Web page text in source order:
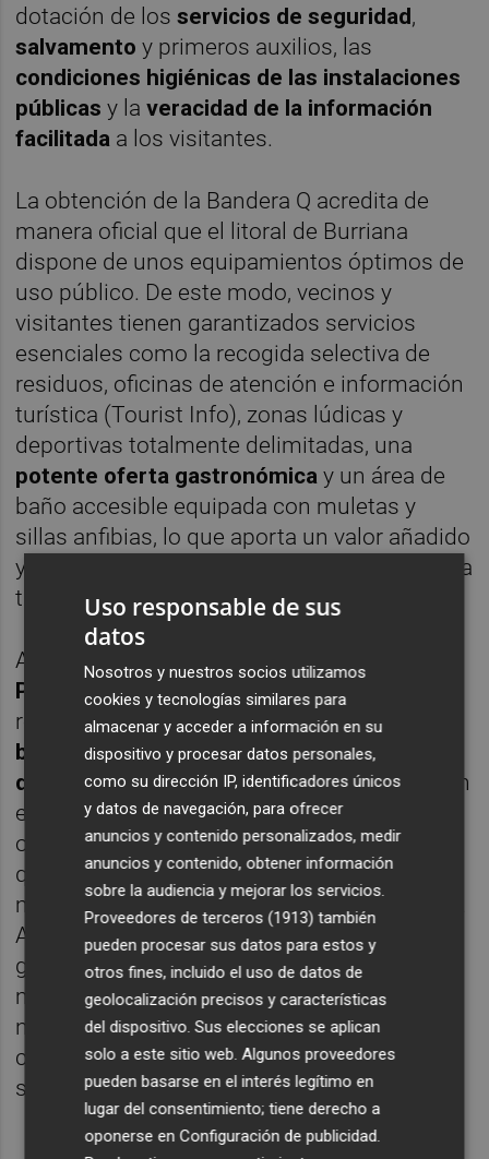
dotación de losservicios de seguridad,
salvamento y primeros auxilios, las
condiciones higiénicas de las instalaciones
públicas y laveracidad de la información
facilitada a los visitantes.
La obtención de la Bandera Q acredita de
manera oficial que el litoral de Burriana
dispone de unos equipamientos óptimos de
uso público. De este modo, vecinos y
visitantes tienen garantizados servicios
esenciales como la recogida selectiva de
residuos, oficinas de atención e información
turística (Tourist Info), zonas lúdicas y
deportivas totalmente delimitadas, una
potente oferta gastronómica y un área de
baño accesible equipada con muletas y
sillas anfibias, lo que aporta un valor añadido
y un sello de prestigio e integridad a la marca
turística municipal.
Al respecto, la concejal de Turismo,
Peris
, ha mostrado su satisfacción por este
reconocimiento señalando que "esta
bandera vuelve a demostrar el gran trabajo
de la ciudad con un turismo de calidad
y con
el cuidado continuo de nuestro litoral,
ofreciendo tanto a los vecinos como a
quienes nos visitan unas playas con los
máximos estándares en todos los sentidos".
Asimismo, la edil ha querido "agradecer el
gran esfuerzo de los técnicos y operarios
municipales que trabajan a diario para que
nuestra costa luzca en perfectas
condiciones y mantenga este prestigioso
sello de excelencia".
Uso responsable de sus
datos
Nosotros y nuestros socios utilizamos
cookies y tecnologías similares para
almacenar y acceder a información en su
dispositivo y procesar datos personales,
como su dirección IP, identificadores únicos
y datos de navegación, para ofrecer
anuncios y contenido personalizados, medir
anuncios y contenido, obtener información
sobre la audiencia y mejorar los servicios.
Proveedores de terceros (1913) también
pueden procesar sus datos para estos y
otros fines, incluido el uso de datos de
geolocalización precisos y características
del dispositivo. Sus elecciones se aplican
solo a este sitio web. Algunos proveedores
pueden basarse en el interés legítimo en
lugar del consentimiento; tiene derecho a
oponerse enConfiguración de publicidad.